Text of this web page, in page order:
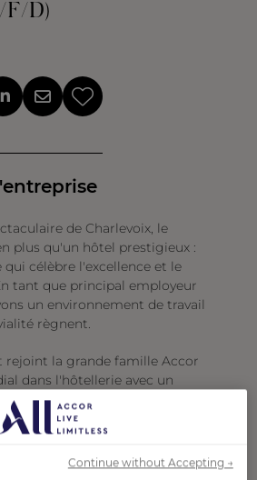
F/D)
de Charlevoix, le
plus qu'un hôtel prestigieux :
célèbre l'excellence et le
tant que principal employeur
un environnement de travail
règnent.
rejoint la grande famille Accor
dans l'hôtellerie avec un
emblématiques.
Continue without Accepting →